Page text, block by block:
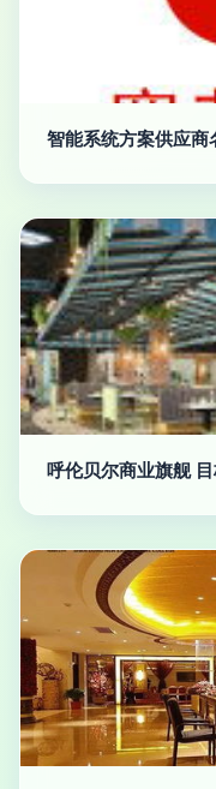
智能系统方案供应
呼伦贝尔商业旗舰